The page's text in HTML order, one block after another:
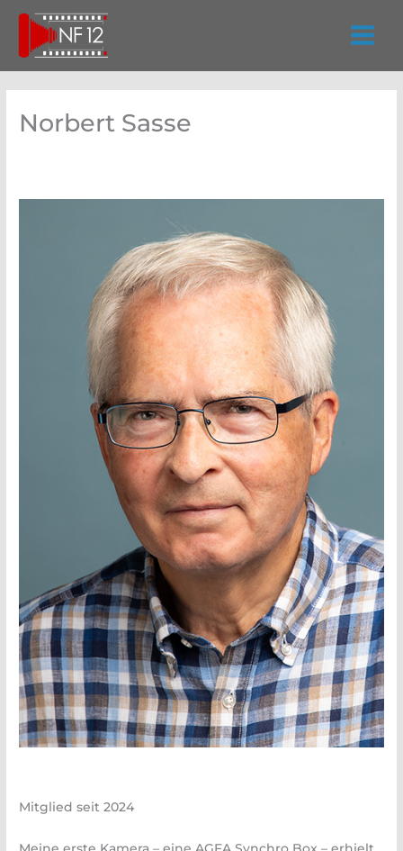
springen
Norbert Sasse
Mitglied seit 2024